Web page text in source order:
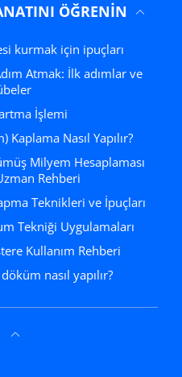
ÖĞRENIN
kurmak için ipuçları
İşlemi
Kaplama Nasıl Yapılır?
Rehberi
Teknikleri ve İpuçları
Tekniği Uygulamaları
Kullanım Rehberi
nasıl yapılır?